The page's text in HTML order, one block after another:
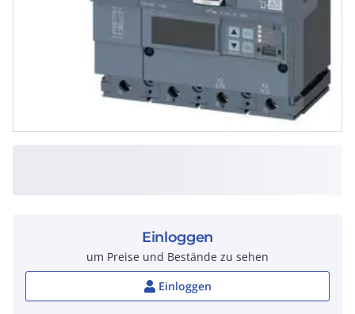
Einloggen
um Preise und Bestände zu sehen
Einloggen